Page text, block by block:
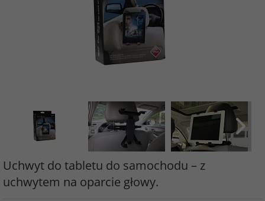
Uchwyt do tabletu do samochodu – z
uchwytem na oparcie głowy.